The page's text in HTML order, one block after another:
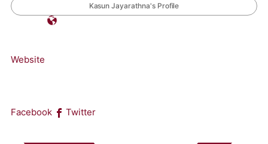
Kasun Jayarathna's Profile
Website
Facebook Twitter